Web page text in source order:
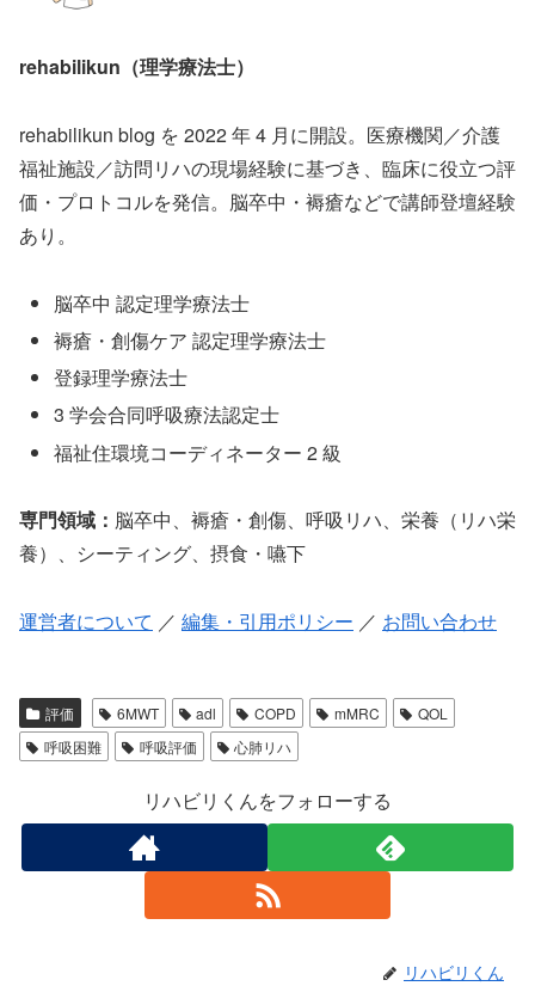
rehabilikun（理学療法士）
rehabilikun blog を 2022 年 4 月に開設。医療機関／介護
福祉施設／訪問リハの現場経験に基づき、臨床に役立つ評
価・プロトコルを発信。脳卒中・褥瘡などで講師登壇経験
あり。
脳卒中 認定理学療法士
褥瘡・創傷ケア 認定理学療法士
登録理学療法士
3 学会合同呼吸療法認定士
福祉住環境コーディネーター 2 級
専門領域： 脳卒中、褥瘡・創傷、呼吸リハ、栄養（リハ栄
養）、シーティング、摂食・嚥下
運営者について ／ 編集・引用ポリシー ／ お問い合わせ
評価 6MWT adl COPD mMRC
QOL
呼吸困難
呼吸評価 心肺リハ
リハビリくんをフォローする
リハビリくん